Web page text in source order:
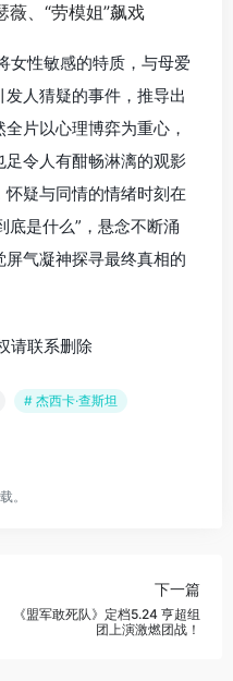
女性敏感的特质，与母爱
人猜疑的事件，推导出
片以心理博弈为重心，
令人有酣畅淋漓的观影
疑与同情的情绪时刻在
底是什么”，悬念不断涌
气凝神探寻最终真相的
请联系删除
# 杰西卡·查斯坦
。
下一篇
《盟军敢死队》定档5.24 亨超组
团上演激燃团战！